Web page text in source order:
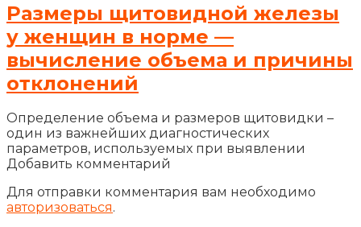
Размеры щитовидной железы
у женщин в норме —
вычисление объема и причины
отклонений
Определение объема и размеров щитовидки –
один из важнейших диагностических
параметров, используемых при выявлении
Добавить комментарий
Для отправки комментария вам необходимо
авторизоваться.